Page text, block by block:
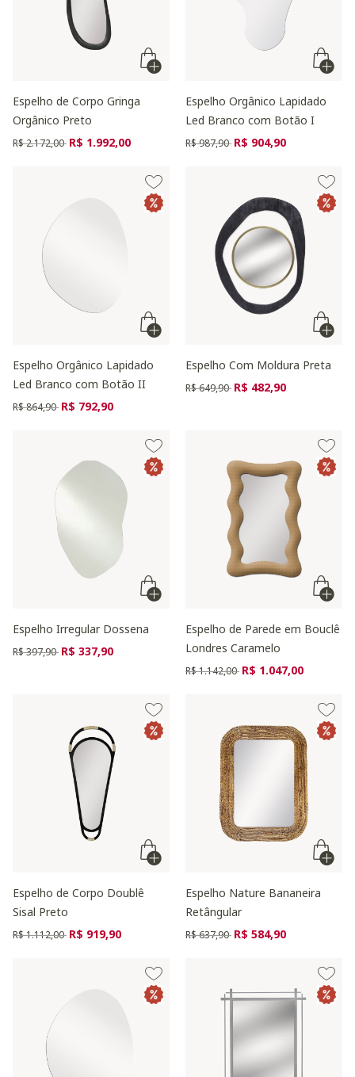
Espelho de Corpo Gringa
Orgânico Preto
Preço reduzido de
R$ 2.172,00 para
R$ 1.992,00
Espelho Orgânico Lapidado
Led Branco com Botão I
Preço reduzido de
R$ 987,90 para
R$ 904,90
Espelho Orgânico Lapidado
Led Branco com Botão II
Preço reduzido de
R$ 864,90 para
R$ 792,90
Espelho Com Moldura Preta
Preço reduzido de
R$ 649,90 para
R$ 482,90
Espelho Irregular Dossena
Preço reduzido de
R$ 397,90 para
R$ 337,90
Espelho de Parede em Bouclê
Londres Caramelo
Preço reduzido de
R$ 1.142,00 para
R$ 1.047,00
Espelho de Corpo Doublê
Sisal Preto
Preço reduzido de
R$ 1.112,00 para
R$ 919,90
Espelho Nature Bananeira
Retângular
Preço reduzido de
R$ 637,90 para
R$ 584,90